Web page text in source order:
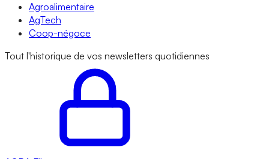
Agroalimentaire
AgTech
Coop-négoce
Tout l'historique de vos newsletters quotidiennes